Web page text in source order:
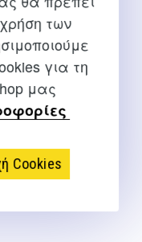
των
για τη
μας
Cookies
μέσω του